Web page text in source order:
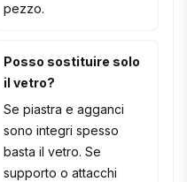
pezzo.
Posso sostituire solo
il vetro?
Se piastra e agganci
sono integri spesso
basta il vetro. Se
supporto o attacchi